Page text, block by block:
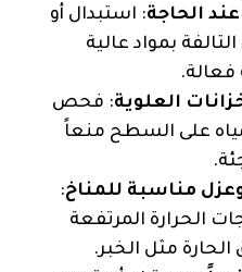
الحاجة: استبدال أو
بمواد عالية
فعالة.
العلوية: فحص
على السطح منعاً
مناسبة للمناخ:
الحرارة المرتفعة
مثل الخبر.